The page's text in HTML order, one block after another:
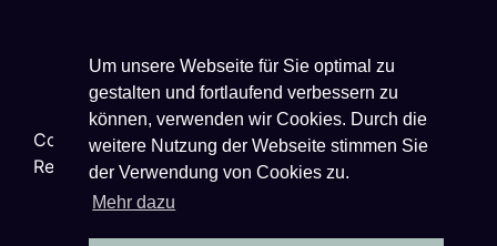
Um unsere Webseite für Sie optimal zu
gestalten und fortlaufend verbessern zu
können, verwenden wir Cookies. Durch die
weitere Nutzung der Webseite stimmen Sie
der Verwendung von Cookies zu.
Mehr dazu
Copyright © 2026Techniklexikon.net - All Rights
Reserved.